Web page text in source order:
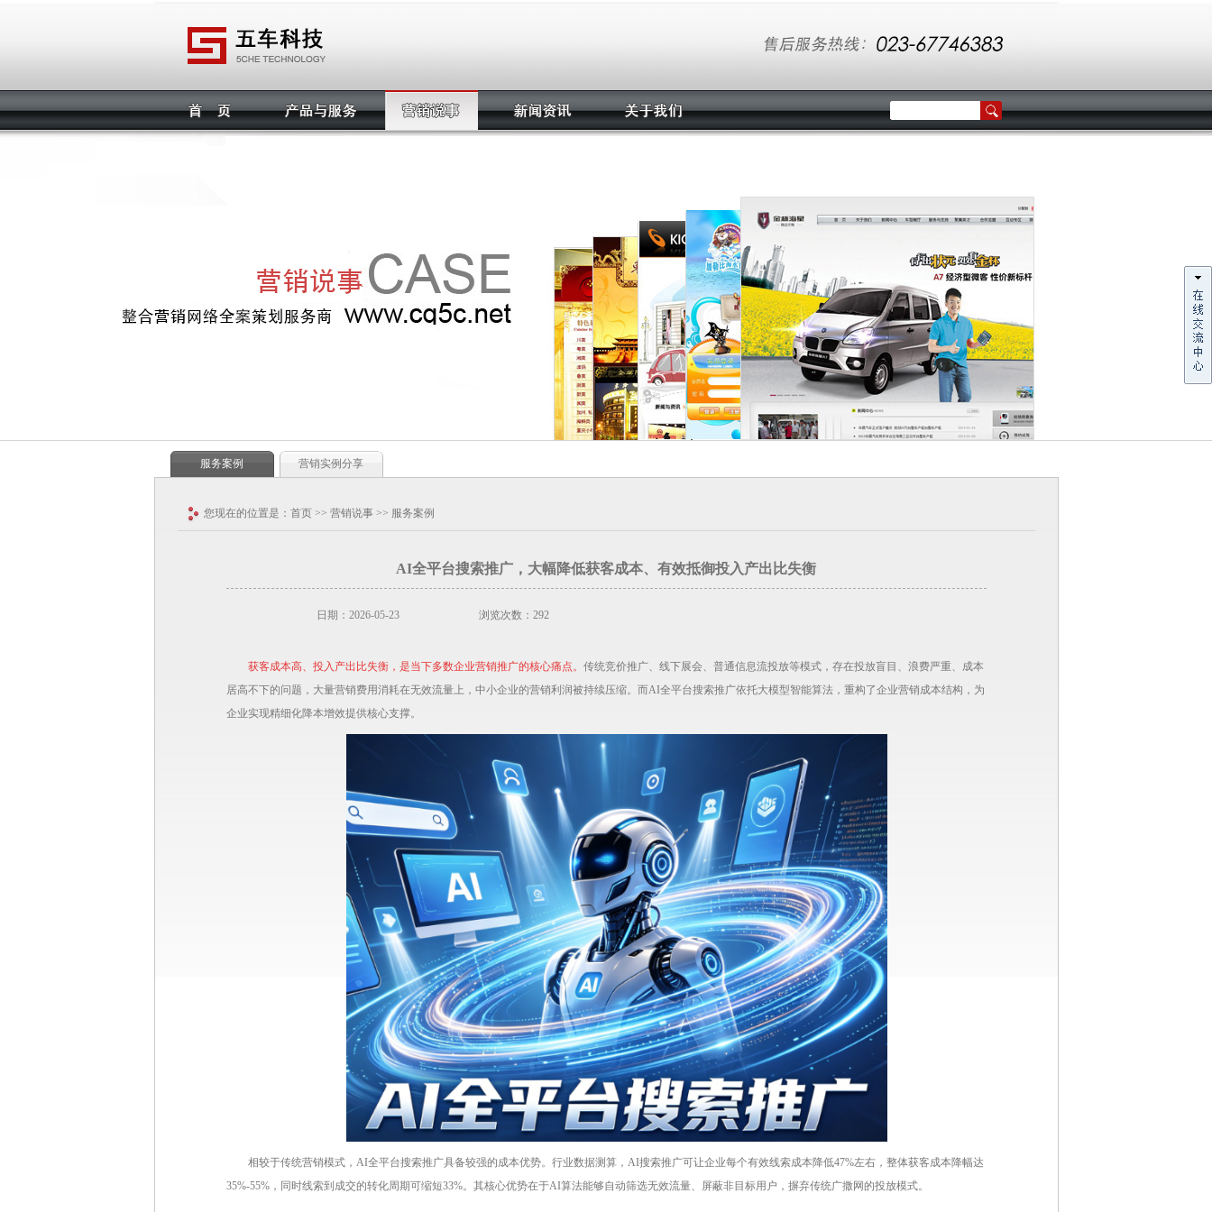
服务案例 营销实例分享
您现在的位置是： 首页>> 营销说事>> 服务案例
AI全平台搜索推广，大幅降低获客成本、有效抵御投入产出比失衡
日期：2026-05-23 浏览次数：292
获客成本高、投入产出比失衡，是当下多数企业营销推广的核心痛点。 传统竞价推广、线下展会、普通信息流投放等模式，存在投放盲目、浪费严重、成本
居高不下的问题，大量营销费用消耗在无效流量上，中小企业的营销利润被持续压缩。而AI全平台搜索推广依托大模型智能算法，重构了企业营销成本结构，为
企业实现精细化降本增效提供核心支撑。
相较于传统营销模式，AI全平台搜索推广具备较强的成本优势。行业数据测算，AI搜索推广可让企业每个有效线索成本降低47%左右，整体获客成本降幅达
35%-55%，同时线索到成交的转化周期可缩短33%。其核心优势在于AI算法能够自动筛选无效流量、屏蔽非目标用户，摒弃传统广撒网的投放模式。